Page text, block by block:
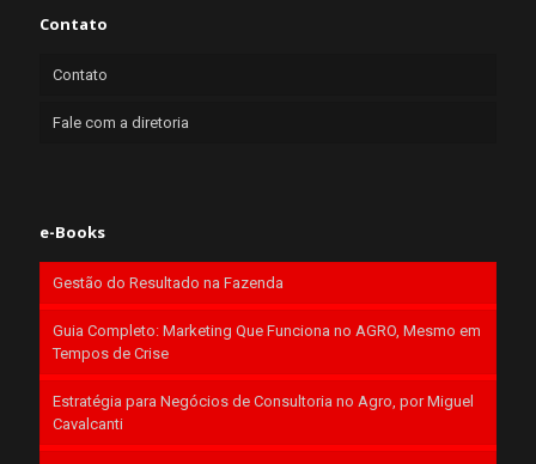
Contato
Contato
Fale com a diretoria
e-Books
Gestão do Resultado na Fazenda
Guia Completo: Marketing Que Funciona no AGRO, Mesmo em
Tempos de Crise
Estratégia para Negócios de Consultoria no Agro, por Miguel
Cavalcanti